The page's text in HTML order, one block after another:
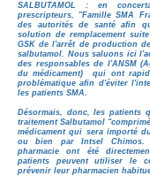
SALBUTAMOL : en
prescripteurs, "Famille SMA
des autorités de santé afin
solution de remplacement
GSK de l'arrêt de production
salbutamol. Nous saluons ici
des responsables de l'ANSM
du médicament) qui ont
problématique afin d'éviter
les patients SMA.
Désormais, donc, les patients
traitement Salbutamol
médicament qui sera importé
ou bien par Intsel Chimos.
pharmacie ont été
patients peuvent utiliser le
prévenir leur pharmacien